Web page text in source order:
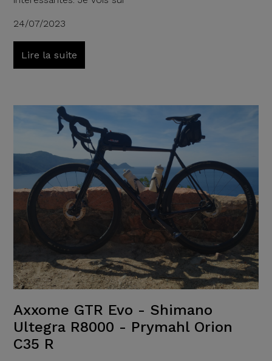
24/07/2023
Lire la suite
Axxome GTR Evo - Shimano
Ultegra R8000 - Prymahl Orion
C35 R